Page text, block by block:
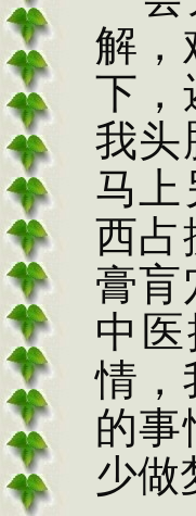
解，
下，
我头
马上
西占
膏肓
中
情，
的事
少做